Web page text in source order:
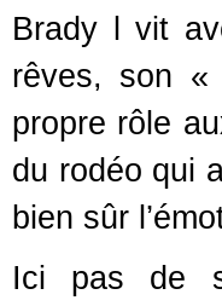
Brady l vit
rêves, son
propre rôle
du rodéo qui
bien sûr
Ici pas de